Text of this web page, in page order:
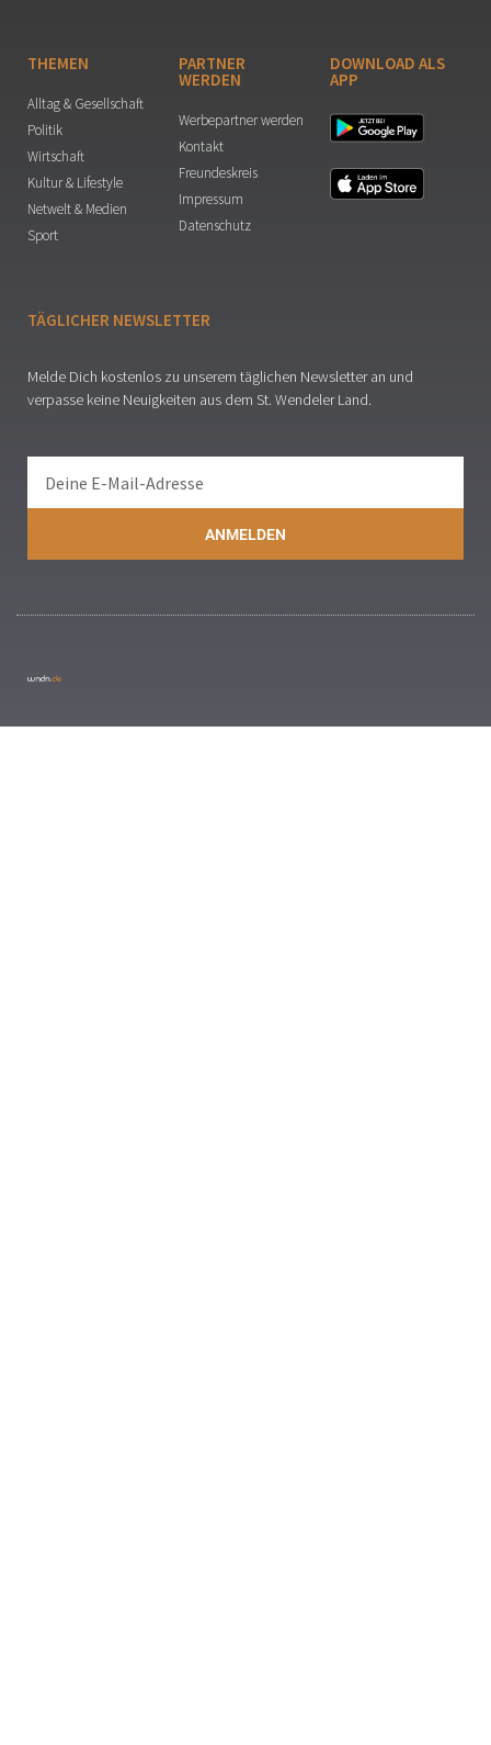
THEMEN
Alltag & Gesellschaft
Politik
Wirtschaft
Kultur & Lifestyle
Netwelt & Medien
Sport
PARTNER
WERDEN
Werbepartner werden
Kontakt
Freundeskreis
Impressum
Datenschutz
DOWNLOAD ALS
APP
TÄGLICHER NEWSLETTER
Melde Dich kostenlos zu unserem täglichen Newsletter an und
verpasse keine Neuigkeiten aus dem St. Wendeler Land.
ANMELDEN